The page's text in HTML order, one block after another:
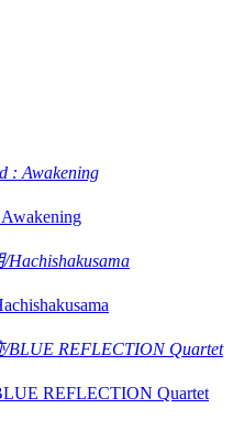
REFLECTION Quartet